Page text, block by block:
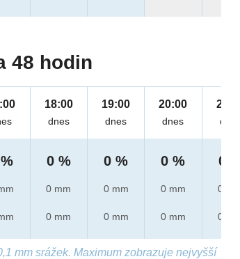
48 hodin
18:00
dnes
0 %
0 mm
0 mm
19:00
dnes
0 %
0 mm
0 mm
20:00
dnes
0 %
0 mm
0 mm
21:00
dnes
0 %
0 mm
0 mm
mm srážek. Maximum zobrazuje nejvyšší